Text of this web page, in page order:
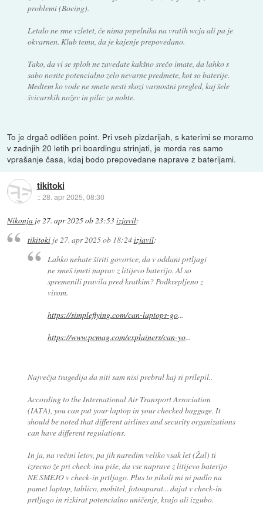
problemi (Boeing).
Letalo ne sme vzletet, če nima pepelnika na vratih wcja ali pa je
okvarnen. Klub temu, da je kajenje prepovedano.
Tako, da vi se sploh ne zavedate kakšno srečo imate, da lahko s
sabo nosite potencialno zelo nevarne predmete, kot so baterije.
Medtem ko vode ne smete nesti skozi varnostni pregled, kaj šele
švicarskih nožev in pilic za nohte.
To je drgač odličen point. Pri vseh pizdarijah, s katerimi se moramo
v zadnjih 20 letih pri boardingu strinjati, je morda res samo
vprašanje časa, kdaj bodo prepovedane naprave z baterijami.
tikitoki
::28. apr 2025, 08:30
Nikonja je27. apr 2025 ob 23:53izjavil:
tikitokije27. apr 2025 ob 18:24izjavil:
Lahko nehate širiti govorice, da v oddani prtljagi
ne smeš imeti naprav z litijevo baterijo. Al so
spremenili pravila pred kratkim? Podkrepljeno z
virom.
https://simpleflying.com/can-laptops-go...
https://www.pcmag.com/explainers/can-yo...
Največja tragedija da niti sam nisi prebral kaj si prilepil..
According to the International Air Transport Association
(IATA), you can put your laptop in your checked baggage. It
should be noted that different airlines and security organizations
can have different regulations.
In ja, na večini letov, pa jih naredim veliko vsak let (Žal) ti
izrecno že pri check-inu piše, da vse naprave z litijevo baterijo
NE SMEJO v check-in prtljago. Plus to nikoli mi ni padlo na
pamet laptop, tablico, mobitel, fotoaparat... dajat v check-in
prtljago in rizkirat potencialno uničenje, krajo ali izgubo.